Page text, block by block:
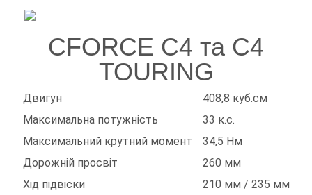
CFORCE C4 та C4
TOURING
Двигун
408,8 куб.см
Максимальна потужність
33 к.с.
Максимальний крутний момент
34,5 Нм
Дорожній просвіт
260 мм
Хід підвіски
210 мм / 235 мм